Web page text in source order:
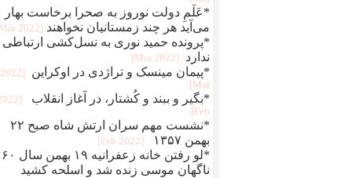
*عَلَمِ دولت نوروز به صحرا برخاست بهار
می‌آید هر چند زمستانیان نخواهند [2022 Mar]
*پرونده حمید نوری به نسل‌کشی ارتباطی
ندارد
[2022 Mar]
*پیمان مینسک و تراژدی در اوکراین
[2022
Mar]
*بگير و ببند و کُشتار، در آغاز انقلاب
Feb]
*نشست مهم سران ارتش شاه صبح ۲۲
بهمن ۱۳۵۷
[2022 Feb]
*لو رفتن خانه زعفرانیه ۱۹ بهمن سال ۶۰
ناگهان موسی زنده شد و اسلحه کشید